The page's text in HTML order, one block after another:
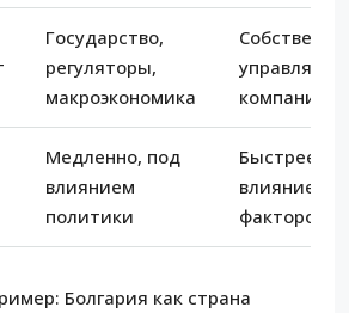
Государство,
регуляторы,
макроэкономика
компания,
Медленно, под
влиянием
политики
Быстрее,
влиянием
факторов
Болгария как страна